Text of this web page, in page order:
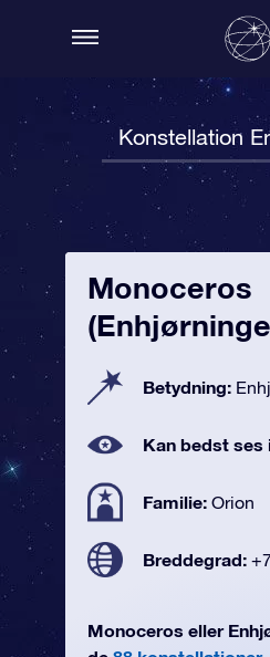
Konstellation
Monoceros
Betydning:
Kan bedst ses
Familie: Orion
Breddegrad:
Monoceros eller